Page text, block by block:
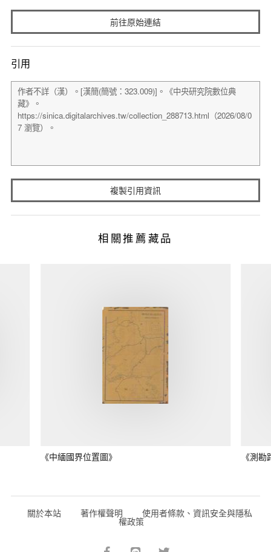
前往原始連結
引用
複製引用資訊
相關推薦藏品
《中緬國界位置圖》 《測
關於本站 著作權聲明 使用者條款、資訊安全與隱私
權政策